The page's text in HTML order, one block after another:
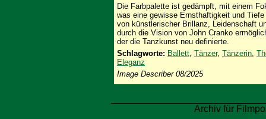
Die Farbpalette ist gedämpft, mit einem
was eine gewisse Ernsthaftigkeit und
von künstlerischer Brillanz, Leidenschaft
durch die Vision von John Cranko
der die Tanzkunst neu definierte.
Schlagworte: Ballett, Tänzer, Tänzerin,
Eleganz
Image Describer 08/2025
Archiv für